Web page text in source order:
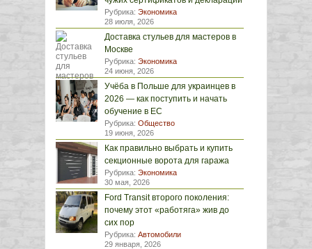
Рубрика: Экономика
28 июля, 2026
Доставка стульев для мастеров в
Москве
Рубрика: Экономика
24 июня, 2026
Учёба в Польше для украинцев в
2026 — как поступить и начать
обучение в ЕС
Рубрика: Общество
19 июня, 2026
Как правильно выбрать и купить
секционные ворота для гаража
Рубрика: Экономика
30 мая, 2026
Ford Transit второго поколения:
почему этот «работяга» жив до
сих пор
Рубрика: Автомобили
29 января, 2026